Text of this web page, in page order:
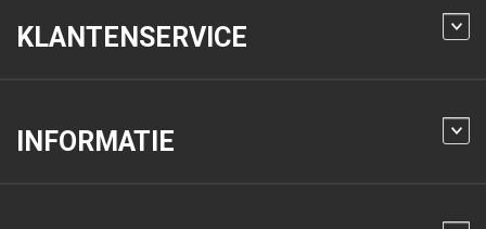
KLANTENSERVICE
INFORMATIE